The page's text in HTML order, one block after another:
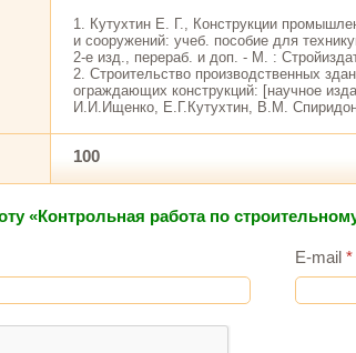
1. Кутухтин Е. Г., Конструкции
и сооружений: учеб. пособие для
2-е изд., перераб. и доп. - М. :
2. Строительство производственных
ограждающих конструкций: [научное
И.И.Ищенко, Е.Г.Кутухтин, В.М.
100
«Контрольная работа по
E-mail *